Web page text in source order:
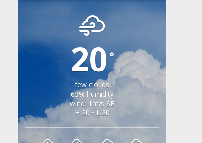
20°
few clouds
63% humidity
wind: 1m/s SE
H 20 • L 20